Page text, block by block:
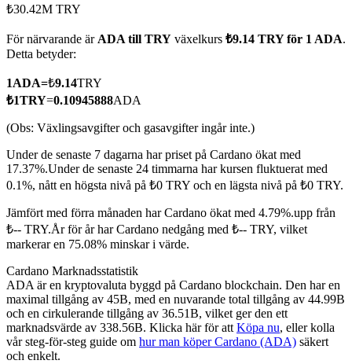
USDC Futures
Futures med USDC som säkerhet
₺30.42M TRY
För närvarande är ADA till TRY växelkurs ₺9.14 TRY för 1 ADA.
Detta betyder:
1ADA=₺9.14TRY
₺1TRY=0.10945888ADA
(Obs: Växlingsavgifter och gasavgifter ingår inte.)
Under de senaste 7 dagarna har priset på Cardano ökat med
17.37%.Under de senaste 24 timmarna har kursen fluktuerat med
0.1%, nått en högsta nivå på ₺0 TRY och en lägsta nivå på ₺0 TRY.
Jämfört med förra månaden har Cardano ökat med 4.79%.upp från
₺-- TRY.År för år har Cardano nedgång med ₺-- TRY, vilket
markerar en 75.08% minskar i värde.
Cardano Marknadsstatistik
ADA är en kryptovaluta byggd på Cardano blockchain. Den har en
maximal tillgång av 45B, med en nuvarande total tillgång av 44.99B
och en cirkulerande tillgång av 36.51B, vilket ger den ett
marknadsvärde av 338.56B. Klicka här för att Köpa nu, eller kolla
vår steg-för-steg guide om hur man köper Cardano (ADA) säkert
och enkelt.